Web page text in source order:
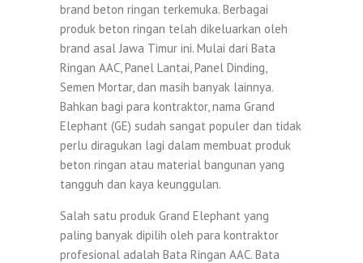
brand beton ringan terkemuka. Berbagai
produk beton ringan telah dikeluarkan oleh
brand asal Jawa Timur ini. Mulai dari Bata
Ringan AAC, Panel Lantai, Panel Dinding,
Semen Mortar, dan masih banyak lainnya.
Bahkan bagi para kontraktor, nama Grand
Elephant (GE) sudah sangat populer dan tidak
perlu diragukan lagi dalam membuat produk
beton ringan atau material bangunan yang
tangguh dan kaya keunggulan.
Salah satu produk Grand Elephant yang
paling banyak dipilih oleh para kontraktor
profesional adalah Bata Ringan AAC. Bata